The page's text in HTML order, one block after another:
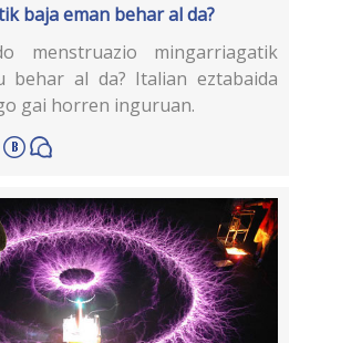
baja eman behar al da?
menstruazio mingarriagatik
behar al da? Italian eztabaida
gai horren inguruan.